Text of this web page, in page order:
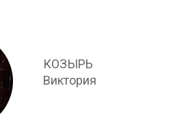
КОЗЫРЬ
Виктория